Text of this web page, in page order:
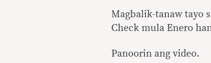
Magbalik-tanaw tayo
Check mula Enero
Panoorin ang video.